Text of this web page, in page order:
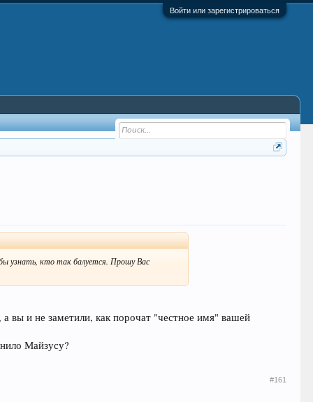
Войти или зарегистрироваться
узнать, кто так балуется. Прошу Вас
а вы и не заметили, как порочат "честное имя" вашей
Майзусу?
#161